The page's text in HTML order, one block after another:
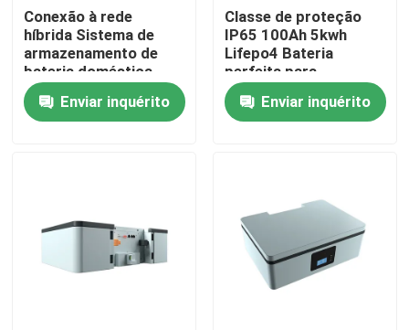
Fábrica
Controle de Qualidade
Todos os casos
Conexão à rede
híbrida Sistema de
armazenamento de
bateria doméstica
51.2V 100Ah Bateria
de armazenamento
ESS 5kWh
Enviar inquérito
Classe de proteção
IP65 100Ah 5kwh
Lifepo4 Bateria
perfeita para
armazenamento de
energia Bateria ESS
Enviar inquérito